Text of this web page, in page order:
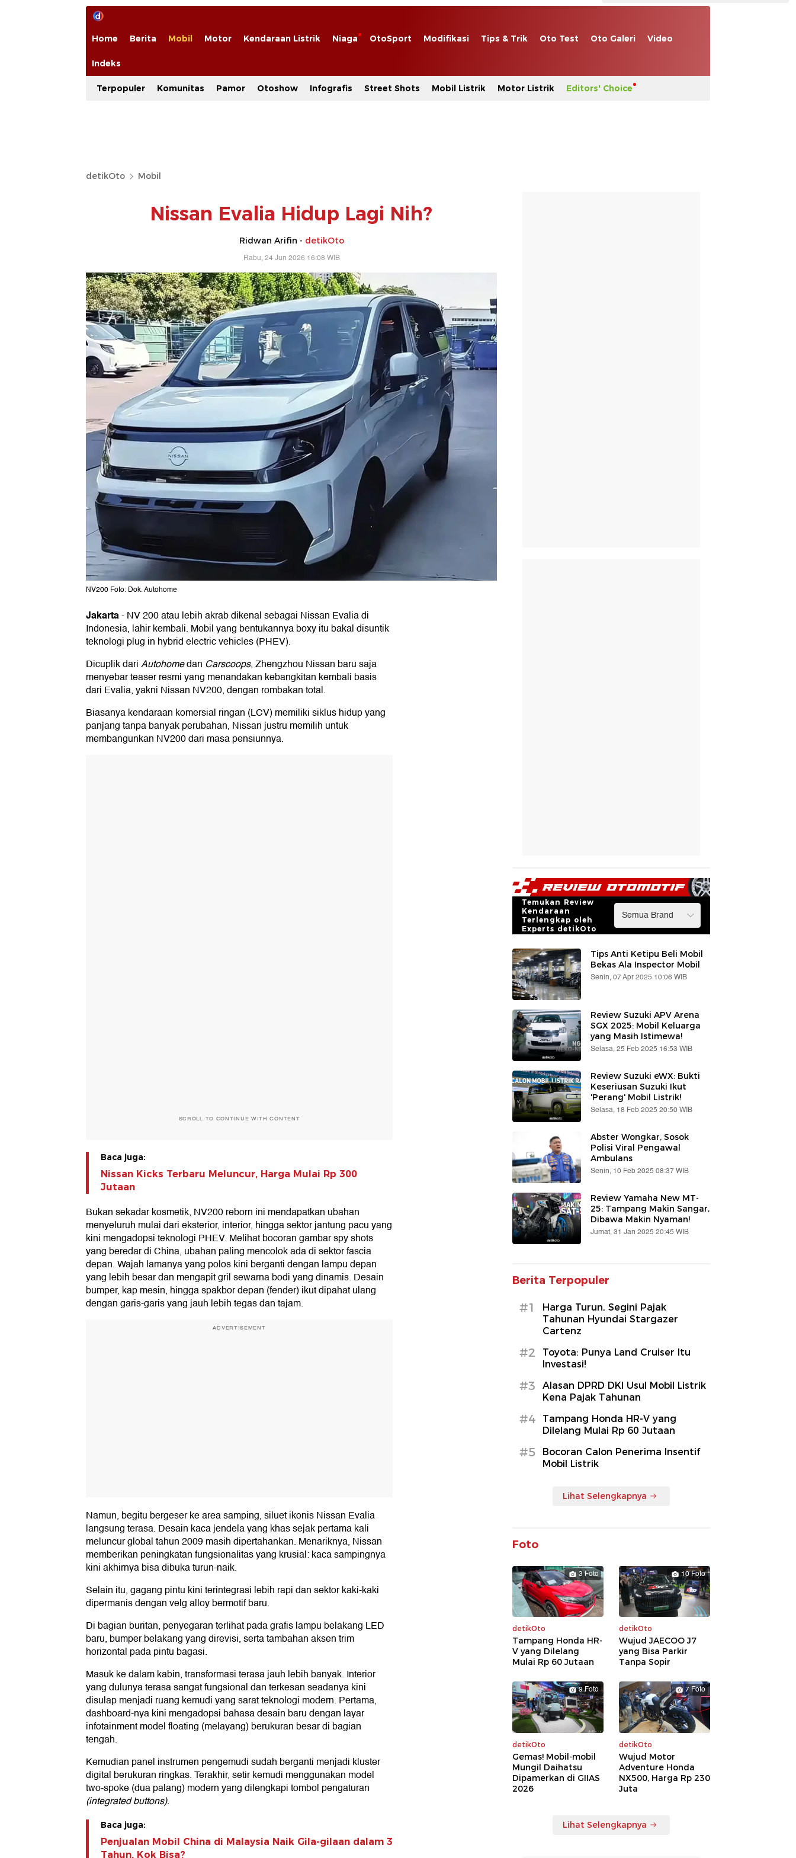
Home Berita Mobil Motor Kendaraan Listrik Niaga OtoSport Modifikasi Tips & Trik Oto Test Oto Galeri Video
Indeks
Terpopuler Komunitas Pamor Otoshow Infografis Street Shots Mobil Listrik Motor Listrik Editors' Choice
detikOto Mobil
Nissan Evalia Hidup Lagi Nih?
Ridwan Arifin - detikOto
Rabu, 24 Jun 2026 16:08 WIB
NV200 Foto: Dok. Autohome
Jakarta-NV 200 atau lebih akrab dikenal sebagai Nissan Evalia di
Indonesia, lahir kembali. Mobil yang bentukannya boxy itu bakal disuntik
teknologi plug in hybrid electric vehicles (PHEV).
Dicuplik dariAutohomedan Carscoops, Zhengzhou Nissan baru saja
menyebar teaser resmi yang menandakan kebangkitan kembali basis
dari Evalia, yakni Nissan NV200, dengan rombakan total.
Biasanya kendaraan komersial ringan (LCV) memiliki siklus hidup yang
panjang tanpa banyak perubahan, Nissan justru memilih untuk
membangunkan NV200 dari masa pensiunnya.
SCROLL TO CONTINUE WITH CONTENT
Baca juga:
Nissan Kicks Terbaru Meluncur, Harga Mulai Rp 300
Jutaan
Bukan sekadar kosmetik, NV200 reborn ini mendapatkan ubahan
menyeluruh mulai dari eksterior, interior, hingga sektor jantung pacu yang
kini mengadopsi teknologi PHEV. Melihat bocoran gambar spy shots
yang beredar di China, ubahan paling mencolok ada di sektor fascia
depan. Wajah lamanya yang polos kini berganti dengan lampu depan
yang lebih besar dan mengapit gril sewarna bodi yang dinamis. Desain
bumper, kap mesin, hingga spakbor depan (fender) ikut dipahat ulang
dengan garis-garis yang jauh lebih tegas dan tajam.
ADVERTISEMENT
Namun, begitu bergeser ke area samping, siluet ikonis Nissan Evalia
langsung terasa. Desain kaca jendela yang khas sejak pertama kali
meluncur global tahun 2009 masih dipertahankan. Menariknya, Nissan
memberikan peningkatan fungsionalitas yang krusial: kaca sampingnya
kini akhirnya bisa dibuka turun-naik.
Selain itu, gagang pintu kini terintegrasi lebih rapi dan sektor kaki-kaki
dipermanis dengan velg alloy bermotif baru.
Di bagian buritan, penyegaran terlihat pada grafis lampu belakang LED
baru, bumper belakang yang direvisi, serta tambahan aksen trim
horizontal pada pintu bagasi.
Masuk ke dalam kabin, transformasi terasa jauh lebih banyak. Interior
yang dulunya terasa sangat fungsional dan terkesan seadanya kini
disulap menjadi ruang kemudi yang sarat teknologi modern. Pertama,
dashboard-nya kini mengadopsi bahasa desain baru dengan layar
infotainment model floating (melayang) berukuran besar di bagian
tengah.
Kemudian panel instrumen pengemudi sudah berganti menjadi kluster
digital berukuran ringkas. Terakhir, setir kemudi menggunakan model
two-spoke (dua palang) modern yang dilengkapi tombol pengaturan
(integrated buttons).
Baca juga:
Penjualan Mobil China di Malaysia Naik Gila-gilaan dalam 3
Tahun, Kok Bisa?
Temukan Review
Kendaraan
Terlengkap oleh
Experts detikOto
Tips Anti Ketipu Beli Mobil
Bekas Ala Inspector Mobil
Senin, 07 Apr 2025 10:06 WIB
Review Suzuki APV Arena
SGX 2025: Mobil Keluarga
yang Masih Istimewa!
Selasa, 25 Feb 2025 16:53 WIB
Review Suzuki eWX: Bukti
Keseriusan Suzuki Ikut
'Perang' Mobil Listrik!
Selasa, 18 Feb 2025 20:50 WIB
Abster Wongkar, Sosok
Polisi Viral Pengawal
Ambulans
Senin, 10 Feb 2025 08:37 WIB
Review Yamaha New MT-
25: Tampang Makin Sangar,
Dibawa Makin Nyaman!
Jumat, 31 Jan 2025 20:45 WIB
Berita Terpopuler
#1
Harga Turun, Segini Pajak
Tahunan Hyundai Stargazer
Cartenz
#2
Toyota: Punya Land Cruiser Itu
Investasi!
#3
Alasan DPRD DKI Usul Mobil Listrik
Kena Pajak Tahunan
#4
Tampang Honda HR-V yang
Dilelang Mulai Rp 60 Jutaan
#5
Bocoran Calon Penerima Insentif
Mobil Listrik
Lihat Selengkapnya
Foto
3 Foto
detikOto
Tampang Honda HR-
V yang Dilelang
Mulai Rp 60 Jutaan
10 Foto
detikOto
Wujud JAECOO J7
yang Bisa Parkir
Tanpa Sopir
9 Foto
detikOto
Gemas! Mobil-mobil
Mungil Daihatsu
Dipamerkan di GIIAS
2026
7 Foto
detikOto
Wujud Motor
Adventure Honda
NX500, Harga Rp 230
Juta
Lihat Selengkapnya